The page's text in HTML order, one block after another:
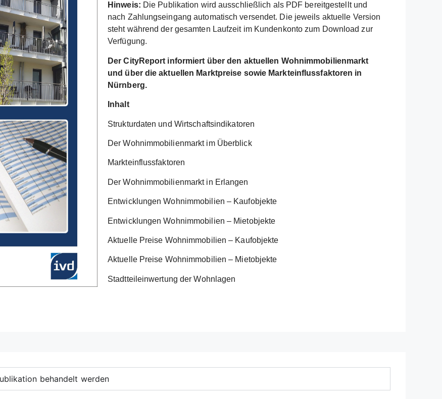
Hinweis: Die Publikation wird ausschließlich als PDF bereitgestellt und
nach Zahlungseingang automatisch versendet. Die jeweils aktuelle Version
steht während der gesamten Laufzeit im Kundenkonto zum Download zur
Verfügung.
Der CityReport informiert über den aktuellen Wohnimmobilienmarkt
und über die aktuellen Marktpreise sowie Markteinflussfaktoren in
Nürnberg.
Inhalt
Strukturdaten und Wirtschaftsindikatoren
Der Wohnimmobilienmarkt im Überblick
Markteinflussfaktoren
Der Wohnimmobilienmarkt in Erlangen
Entwicklungen Wohnimmobilien – Kaufobjekte
Entwicklungen Wohnimmobilien – Mietobjekte
Aktuelle Preise Wohnimmobilien – Kaufobjekte
Aktuelle Preise Wohnimmobilien – Mietobjekte
Stadtteileinwertung der Wohnlagen
behandelt werden